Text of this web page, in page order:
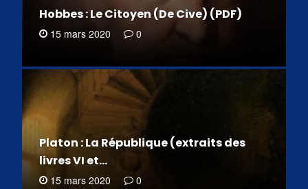
Hobbes : Le Citoyen (De Cive) (PDF)
15 mars 2020 0
Platon : La République (extraits des
livres VI et…
15 mars 2020 0